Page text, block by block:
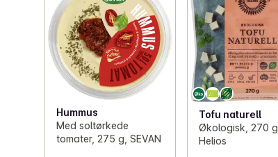
Hummus
Med soltørkede
tomater, 275 g, SEVAN
Tofu naturell
Økologisk, 270 g,
Helios